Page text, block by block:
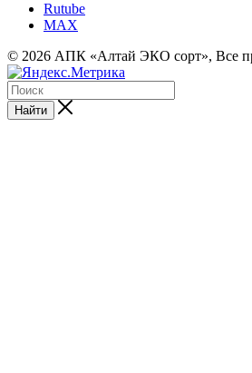
Rutube
MAX
© 2026 АПК «Алтай ЭКО сорт», Все
Найти